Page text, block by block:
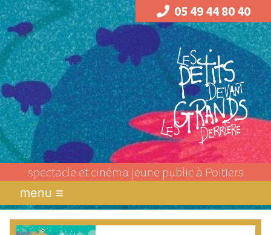
05 49 44 80 40
spectacle et cinéma jeune public à Poitiers
menu